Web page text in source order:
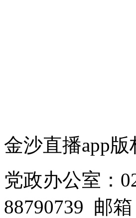
金沙直播app版
党政办公室：
88790739 邮箱